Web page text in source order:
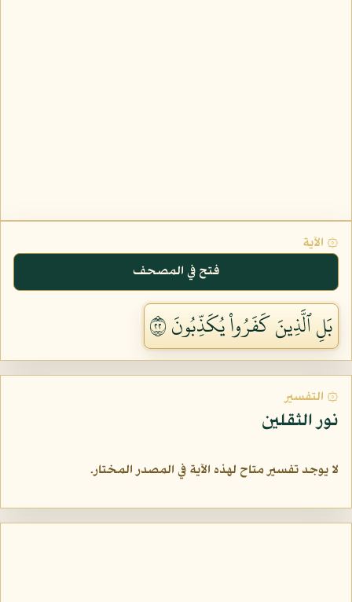
۞ الآية
فتح في المصحف
بَلِ ٱلَّذِينَ كَفَرُواْ يُكَذِّبُونَ ٢٢
۞ التفسير
نور الثقلين
لا يوجد تفسير متاح لهذه الآية في المصدر المختار.